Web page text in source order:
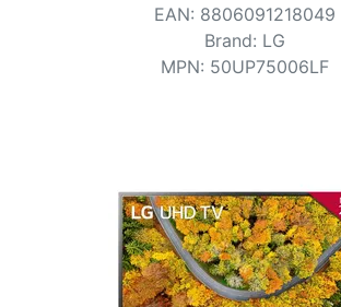
EAN: 8806091218049
Brand: LG
MPN: 50UP75006LF